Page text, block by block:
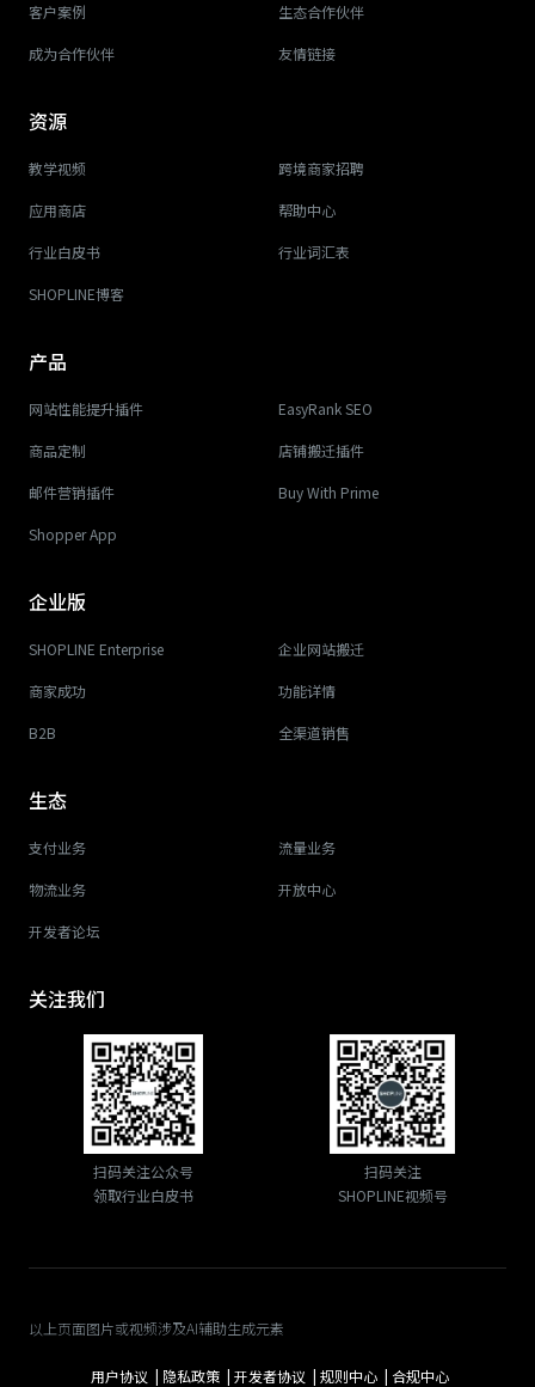
客户案例 生态合作伙伴
成为合作伙伴 友情链接
资源
教学视频 跨境商家招聘
应用商店 帮助中心
行业白皮书 行业词汇表
SHOPLINE博客
产品
网站性能提升插件 EasyRank SEO
商品定制 店铺搬迁插件
邮件营销插件 Buy With Prime
Shopper App
企业版
SHOPLINE Enterprise 企业网站搬迁
商家成功 功能详情
B2B 全渠道销售
生态
支付业务 流量业务
物流业务 开放中心
开发者论坛
关注我们
扫码关注公众号
领取行业白皮书
扫码关注
SHOPLINE视频号
以上页面图片或视频涉及AI辅助生成元素
用户协议 | 隐私政策 | 开发者协议 | 规则中心 | 合规中心